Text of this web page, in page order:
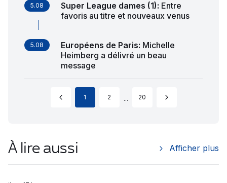
5.08 Super League dames (1): Entre
favoris au titre et nouveaux venus
5.08 Européens de Paris: Michelle
Heimberg a délivré un beau
message
1 2 ... 20
À lire aussi Afficher plus